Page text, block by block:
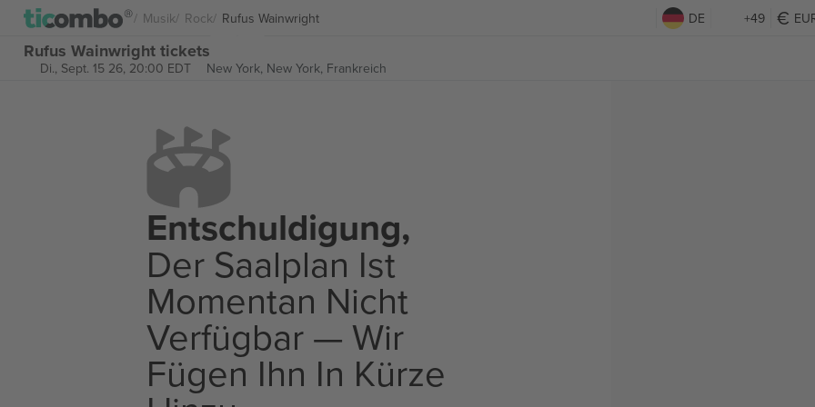
Musik Rock Rufus Wainwright DE +49
Rufus Wainwright tickets
Di., Sept. 15 26, 20:00 EDT New York, New York, Frankreich
Entschuldigung,
Der Saalplan Ist
Momentan Nicht
Verfügbar — Wir
Fügen Ihn In Kürze